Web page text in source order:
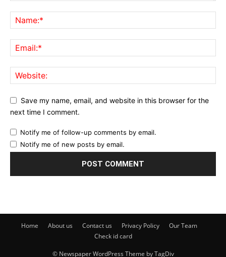
Save my name, email, and website in this browser for the
next time I comment.
Notify me of follow-up comments by email.
Notify me of new posts by email.
Home About us Contact us Privacy Policy
Our Team
Check id card
© Newspaper WordPress Theme by TagDiv